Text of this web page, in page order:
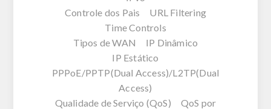
Controle dos Pais URL Filtering
Time Controls
Tipos de WAN IP Dinâmico
IP Estático
PPPoE/PPTP(Dual Access)/L2TP(Dual
Access)
Qualidade de Serviço (QoS) QoS por